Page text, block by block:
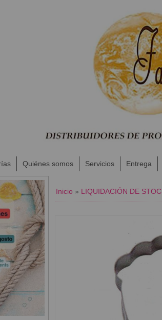
Quiénes somos Servicios Entrega
Inicio » LIQUIDACIÓN DE